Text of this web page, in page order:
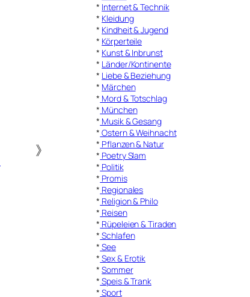
》
* Internet & Technik
* Kleidung
* Kindheit & Jugend
* Körperteile
* Kunst & Inbrunst
* Länder/Kontinente
* Liebe & Beziehung
* Märchen
* Mord & Totschlag
* München
* Musik & Gesang
* Ostern & Weihnacht
* Pflanzen & Natur
* Poetry Slam
* Politik
* Promis
* Regionales
* Religion & Philo
* Reisen
* Rüpeleien & Tiraden
* Schlafen
* See
* Sex & Erotik
*Sommer
* Speis & Trank
* Sport